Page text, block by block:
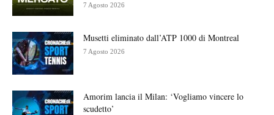
7 Agosto 2026
Musetti eliminato dall’ATP 1000 di Montreal
7 Agosto 2026
Amorim lancia il Milan: ‘Vogliamo vincere lo
scudetto’